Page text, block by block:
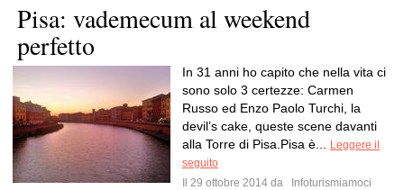
Pisa: vademecum al weekend
perfetto
In 31 anni ho capito che nella vita ci
sono solo 3 certezze: Carmen
Russo ed Enzo Paolo Turchi, la
devil’s cake, queste scene davanti
alla Torre di Pisa.Pisa è...
Leggere il
seguito
Il 29 ottobre 2014 da
Infoturismiamoci